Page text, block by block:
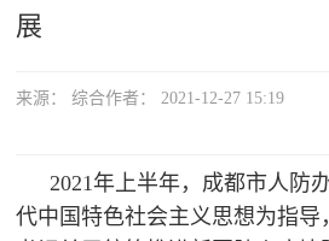
要
展
来源： 综合作者： 2021-12-27 15:19
2021年上半年，成都市人防
代中国特色社会主义思想为指导